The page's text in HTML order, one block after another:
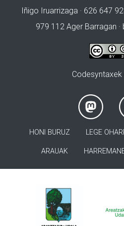
Iñigo Iruarrizaga · 626 647
979 112 Ager Barragan ·
Codesyntaxek
HONI BURUZ LEGE
ARAUAK